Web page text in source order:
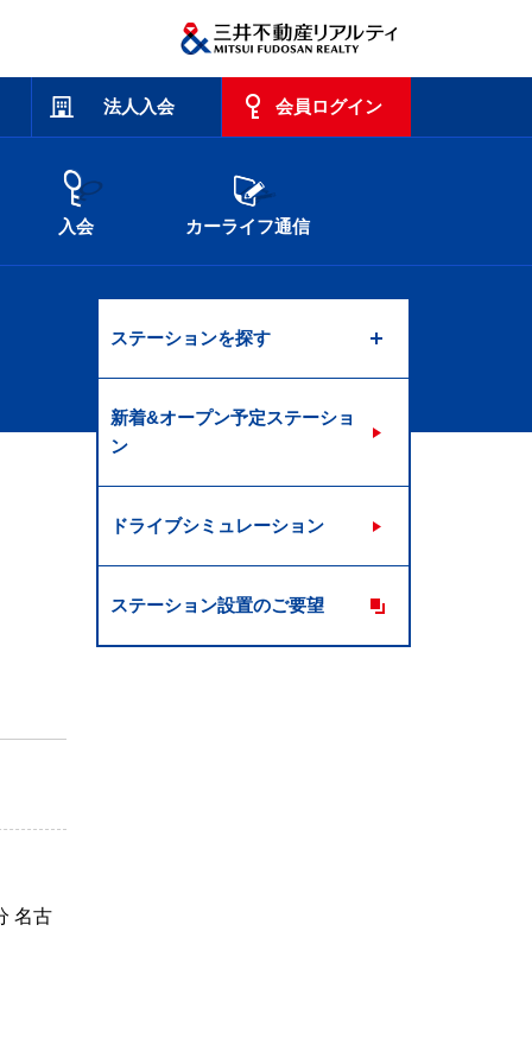
法人入会 会員ログイン
入会 カーライフ通信
名古
ステーションを探す
新着&オープン予定ステーショ
ン
ドライブシミュレーション
ステーション設置のご要望